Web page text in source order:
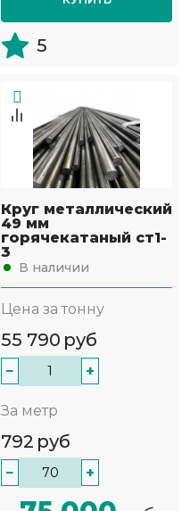
5
Круг металлический
49 мм
горячекатаный ст1-
3
В наличии
Цена за тонну
55 790 руб
− +
За метр
792 руб
− +